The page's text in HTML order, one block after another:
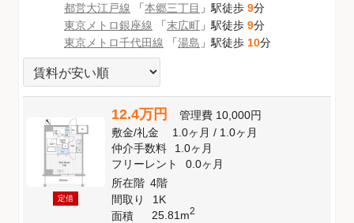
都営大江戸線 「本郷三丁目 」駅徒歩 9分
東京メトロ銀座線 「末広町 」駅徒歩 9分
東京メトロ千代田線 「湯島 」駅徒歩 10分
定借
12.4万円 管理費 10,000円
敷金/礼金 1.0ヶ月/ 1.0ヶ月
仲介手数料
1.0ヶ月
フリーレント
0.0ヶ月
所在階 4階
間取り
1K
面積
25.81m2